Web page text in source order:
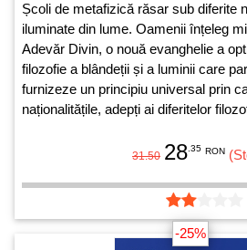
Școli de metafizică răsar sub diferite
iluminate din lume. Oamenii înțeleg
Adevăr Divin, o nouă evanghelie a
filozofie a blândeții și a luminii care
furnizeze un principiu universal prin
naționalitățile, adepți ai diferitelor
31.50 28 .35 RON
-25%